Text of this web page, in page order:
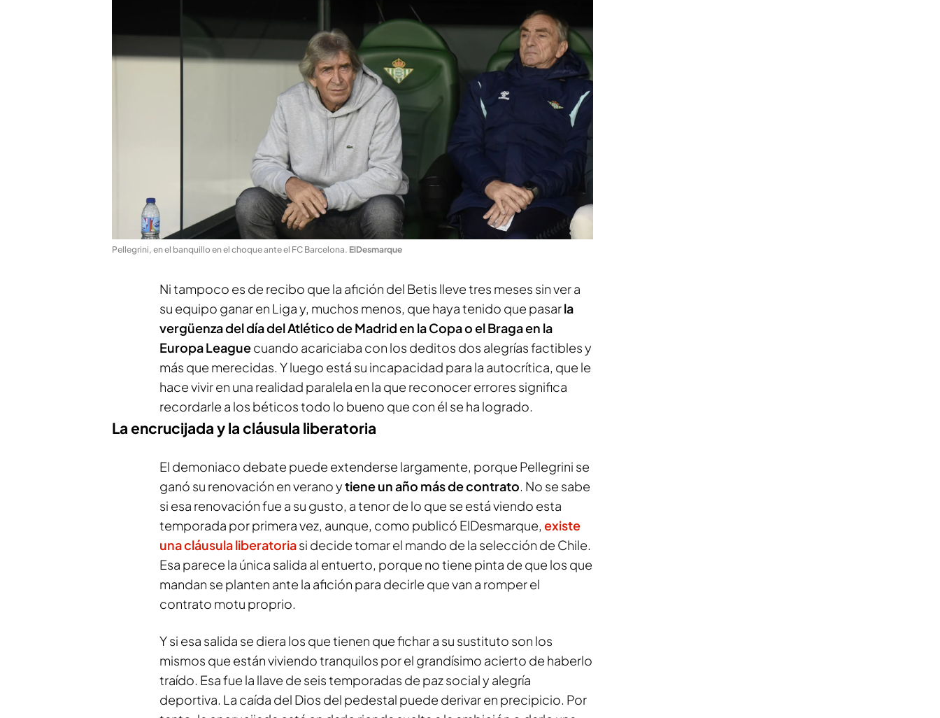
Pellegrini, en el banquillo en el choque ante el FC Barcelona. ElDesmarque
Ni tampoco es de recibo que la afición del Betis lleve tres meses sin ver a
su equipo ganar en Liga y, muchos menos, que haya tenido que pasarla
vergüenza del día del Atlético de Madrid en la Copa o el Braga en la
Europa Leaguecuando acariciaba con los deditos dos alegrías factibles y
más que merecidas. Y luego está su incapacidad para la autocrítica, que le
hace vivir en una realidad paralela en la que reconocer errores significa
recordarle a los béticos todo lo bueno que con él se ha logrado.
La encrucijada y la cláusula liberatoria
El demoniaco debate puede extenderse largamente, porque Pellegrini se
ganó su renovación en verano ytiene un año más de contrato. No se sabe
si esa renovación fue a su gusto, a tenor de lo que se está viendo esta
temporada por primera vez, aunque, como publicó ElDesmarque, existe
una cláusula liberatoriasi decide tomar el mando de la selección de Chile.
Esa parece la única salida al entuerto, porque no tiene pinta de que los que
mandan se planten ante la afición para decirle que van a romper el
contrato motu proprio.
Y si esa salida se diera los que tienen que fichar a su sustituto son los
mismos que están viviendo tranquilos por el grandísimo acierto de haberlo
traído. Esa fue la llave de seis temporadas de paz social y alegría
deportiva. La caída del Dios del pedestal puede derivar en precipicio. Por